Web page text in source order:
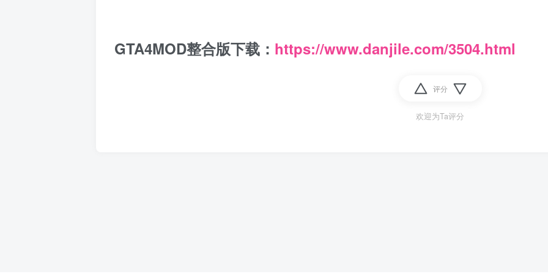
GTA4MOD整合版下载： https://www.danjile.com/3504.html
评分
欢迎为Ta评分